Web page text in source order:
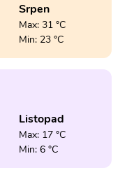
Srpen
Max: 31 °C
Min: 23 °C
Listopad
Max: 17 °C
Min: 6 °C